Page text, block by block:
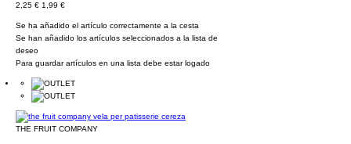
2,25 € 1,99 €
Se ha añadido el artículo correctamente a la cesta
Se han añadido los artículos seleccionados a la lista de
deseo
Para guardar artículos en una lista debe estar logado
THE FRUIT COMPANY